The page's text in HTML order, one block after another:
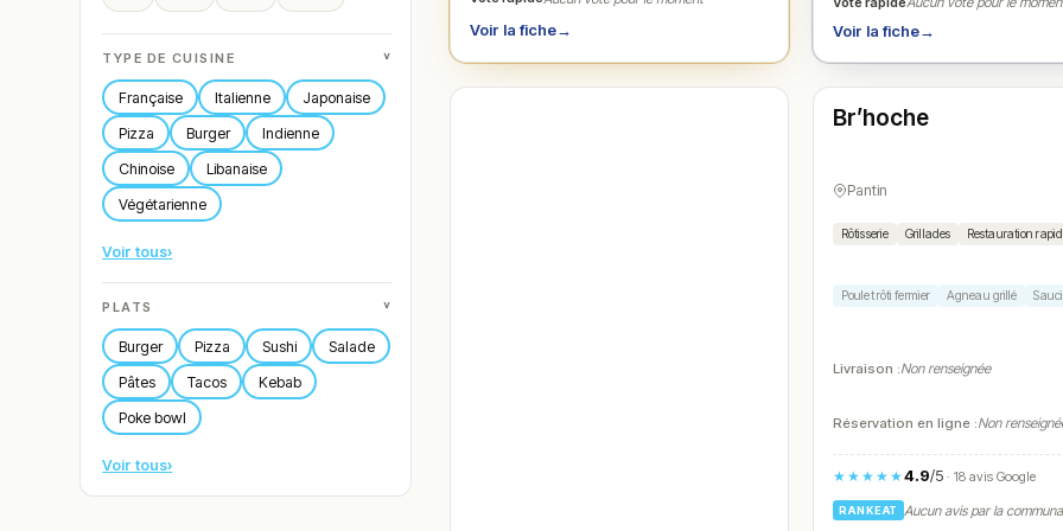
TYPE DE CUISINE ˅
Française Italienne
Japonaise
Pizza
Burger
Indienne
Chinoise
Libanaise
Végétarienne
Voir tous›
PLATS ˅
Burger Pizza Sushi
Salade
Pâtes
Tacos
Kebab
Poke bowl
Voir tous›
Voir la fiche→ Voir la fiche→
N° 4
Fermé(10:00 – 23:00)
Br’hoche
Pantin
Rôtisserie Grillades Restauration
Poulet rôti fermier Agneau grillé
Livraison :Non renseignée
Réservation en ligne :Non
★★★★★4.9/5· 18 avis Google
RANKEAT Aucun avis par la